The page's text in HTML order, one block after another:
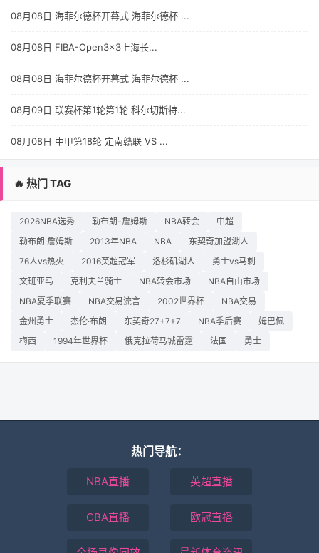
08月08日 海菲尔德杯开幕式 海菲尔德杯 ...
08月08日 FIBA-Open3x3上海长...
08月08日 海菲尔德杯开幕式 海菲尔德杯 ...
08月09日 联赛杯第1轮第1轮 科尔切斯特...
08月08日 中甲第18轮 定南赣联 VS ...
🔥 热门 TAG
2026NBA选秀 勒布朗-詹姆斯 NBA转会
中超
勒布朗·詹姆斯
2013年NBA NBA
东契奇加盟湖人
76人vs热火
2016英超冠军 洛杉矶湖人
勇士vs马刺
文班亚马
克利夫兰骑士 NBA转会市场
NBA自由市场
NBA夏季联赛
NBA交易流言 2002世界杯
NBA交易
金州勇士
杰伦·布朗 东契奇27+7+7 NBA季后赛
姆巴佩
梅西
1994年世界杯 俄克拉荷马城雷霆 法国 勇士
热门导航：
NBA直播 英超直播
CBA直播 欧冠直播